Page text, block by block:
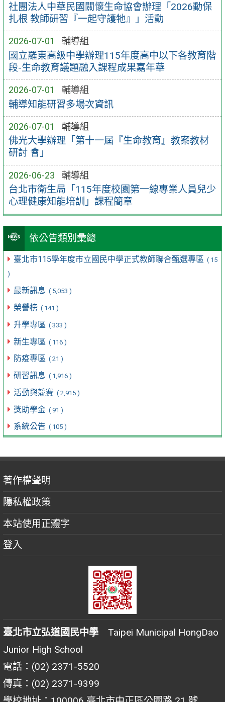
社團法人中華民國關懷生命協會辦理「2026動保
扎根 教師研習『一起守護牠』」活動
2026-07-01 輔導組
國立羅東高級中學辦理115年度高中以下各教育階
段-生命教育議題融入課程成果嘉年華
2026-07-01 輔導組
輔導知能研習多場次資訊
2026-07-01 輔導組
佛光大學辦理「第十一屆『生命教育』教案教材
研討 會」
2026-06-23 輔導組
台北市衛生局「115年度校園第一線專業人員兒少
心理健康知能培訓」課程簡章
依公告類別彙總
臺北市115學年度市立國民中學正式教師聯合甄選專區 ( 15
)
最新訊息 ( 5,053 )
榮譽榜 ( 141 )
升學專區 ( 333 )
新生專區 ( 116 )
防疫專區 ( 21 )
研習訊息 ( 1,916 )
活動與競賽 ( 2,915 )
獎助學金 ( 91 )
系統公告 ( 105 )
著作權聲明
隱私權政策
本站使用正體字
登入
臺北市立弘道國民中學 Taipei Municipal HongDao
Junior High School
電話：(02) 2371-5520
傳真：(02) 2371-9399